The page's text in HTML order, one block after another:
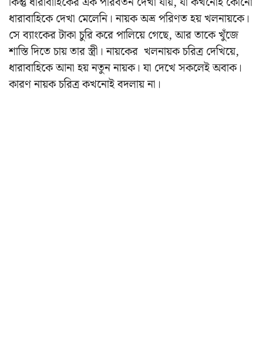
ধারাবাহিকে দেখা মেলেনি। নায়ক অভ্র পরিণত হয় খলনায়কে।
সে ব্যাংকের টাকা চুরি করে পালিয়ে গেছে, আর তাকে খুঁজে
শাস্তি দিতে চায় তার স্ত্রী। নায়কের খলনায়ক চরিত্র দেখিয়ে,
ধারাবাহিকে আনা হয় নতুন নায়ক। যা দেখে সকলেই অবাক।
কারণ নায়ক চরিত্র কখনোই বদলায় না।